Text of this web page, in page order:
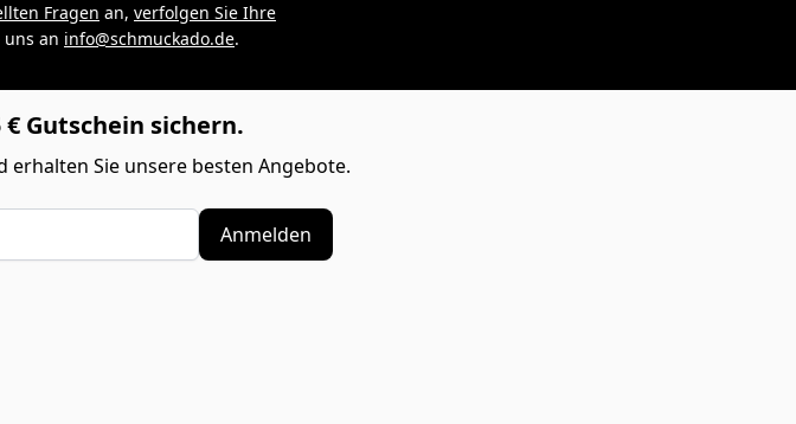
Fragen an, verfolgen Sie Ihre
an info@schmuckado.de.
Gutschein sichern.
Sie unsere besten Angebote.
Anmelden